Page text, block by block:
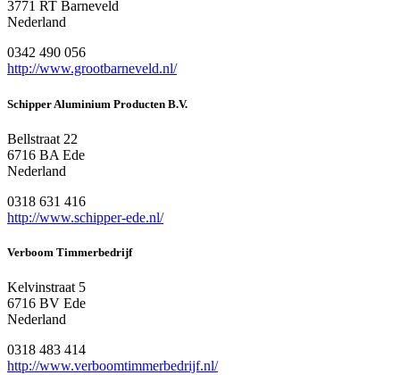
3771 RT Barneveld
Nederland
0342 490 056
http://www.grootbarneveld.nl/
Schipper Aluminium Producten B.V.
Bellstraat 22
6716 BA Ede
Nederland
0318 631 416
http://www.schipper-ede.nl/
Verboom Timmerbedrijf
Kelvinstraat 5
6716 BV Ede
Nederland
0318 483 414
http://www.verboomtimmerbedrijf.nl/